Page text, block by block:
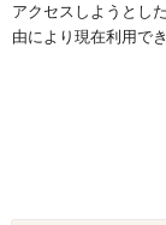
アクセスしようとし
由により現在利用で